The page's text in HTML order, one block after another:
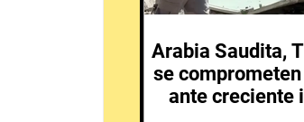
Arabia Saudita,
se
ante creciente